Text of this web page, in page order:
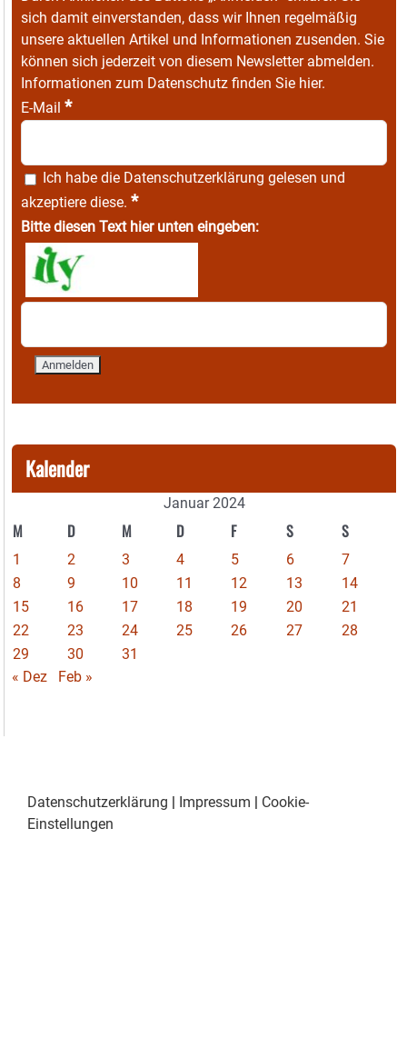
sich damit einverstanden, dass wir Ihnen regelmäßig
unsere aktuellen Artikel und Informationen zusenden. Sie
können sich jederzeit von diesem Newsletter abmelden.
Informationen zum Datenschutz finden Sie hier.
E-Mail *
Ich habe die Datenschutzerklärung gelesen und
akzeptiere diese. *
Bitte diesen Text hier unten eingeben:
Kalender
Januar 2024
M D M D F S S
1 2 3 4 5 6
7
8
9 10 11 12 13
14
15
16 17 18 19 20
21
22
23 24 25 26 27
28
29
30
31
« Dez
Feb »
Datenschutzerklärung Impressum
Cookie-
Einstellungen